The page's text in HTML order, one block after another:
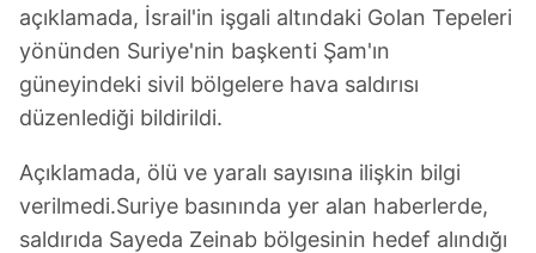
açıklamada, İsrail'in işgali altındaki Golan Tepeleri
yönünden Suriye'nin başkenti Şam'ın
güneyindeki sivil bölgelere hava saldırısı
düzenlediği bildirildi.
Açıklamada, ölü ve yaralı sayısına ilişkin bilgi
verilmedi.Suriye basınında yer alan haberlerde,
saldırıda Sayeda Zeinab bölgesinin hedef alındığı